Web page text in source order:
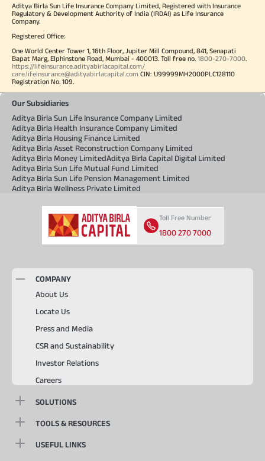
Aditya Birla Sun Life Insurance Company Limited, Registered with Insurance
Regulatory & Development Authority of India (IRDAI) as Life Insurance
Company.
Registered Office:
One World Center Tower 1, 16th Floor, Jupiter Mill Compound, 841, Senapati
Bapat Marg, Elphinstone Road, Mumbai - 400013. Toll free no. 1800-270-7000.
https://lifeinsurance.adityabirlacapital.com/
care.lifeinsurance@adityabirlacapital.com CIN: U99999MH2000PLC128110
Registration No. 109.
Our Subsidiaries
Aditya Birla Sun Life Insurance Company Limited
Aditya Birla Health Insurance Company Limited
Aditya Birla Housing Finance Limited
Aditya Birla Asset Reconstruction Company Limited
Aditya Birla Money LimitedAditya Birla Capital Digital Limited
Aditya Birla Sun Life Mutual Fund Limited
Aditya Birla Sun Life Pension Management Limited
Aditya Birla Wellness Private Limited
Toll Free Number
1800 270 7000
COMPANY
About Us
Locate Us
Press and Media
CSR and Sustainability
Investor Relations
Careers
SOLUTIONS
TOOLS & RESOURCES
USEFUL LINKS